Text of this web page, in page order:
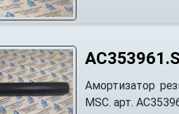
Амортизатор
MSC. арт.